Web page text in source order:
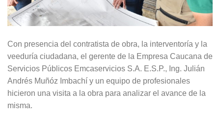
Con presencia del contratista de obra, la interventoría y la
veeduría ciudadana, el gerente de la Empresa Caucana de
Servicios Públicos Emcaservicios S.A. E.S.P., Ing. Julián
Andrés Muñóz Imbachí y un equipo de profesionales
hicieron una visita a la obra para analizar el avance de la
misma.